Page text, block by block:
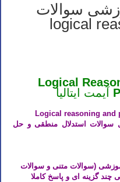
سوالات
logical
Logical
آیمت ایتالیا
سوالات استدلال منطقی و حل
(سوالات متنی و سوالات
گزینه ای و پاسخ کاملا